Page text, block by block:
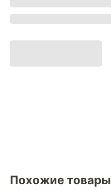
Похожие товары